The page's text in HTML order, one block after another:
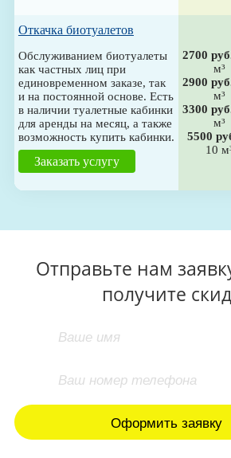
Откачка биотуалетов
Обслуживанием биотуалеты
как частных лиц при
единовременном заказе, так
и на постоянной основе. Есть
в наличии туалетные кабинки
для аренды на месяц, а также
возможность купить кабинки.
Заказать услугу
2700
м³
2900
м³
3300
м³
5500
10
Отправьте нам
получите